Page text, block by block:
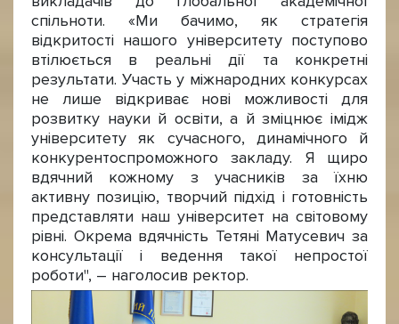
спільноти. «Ми бачимо, як стратегія
відкритості нашого університету поступово
втілюється в реальні дії та конкретні
результати. Участь у міжнародних конкурсах
не лише відкриває нові можливості для
розвитку науки й освіти, а й зміцнює імідж
університету як сучасного, динамічного й
конкурентоспроможного закладу. Я щиро
вдячний кожному з учасників за їхню
активну позицію, творчий підхід і готовність
представляти наш університет на світовому
рівні. Окрема вдячність Тетяні Матусевич за
консультації і ведення такої непростої
роботи", – наголосив ректор.